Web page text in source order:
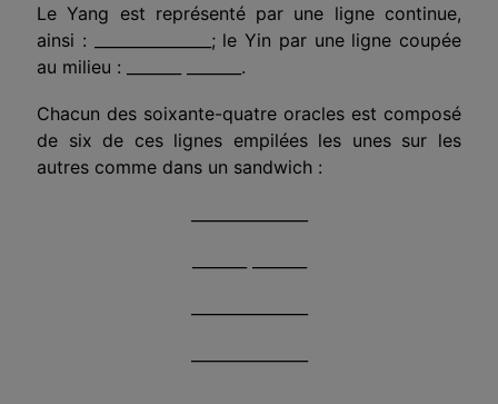
Le Yang est représenté par une ligne continue,
ainsi : _______________; le Yin par une ligne coupée
au milieu : _______ _______.
Chacun des soixante-quatre oracles est composé
de six de ces lignes empilées les unes sur les
autres comme dans un sandwich :